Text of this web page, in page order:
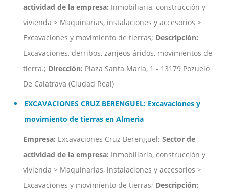
actividad de la empresa: Inmobiliaria, construcción y
vivienda > Maquinarias, instalaciones y accesorios >
Excavaciones y movimiento de tierras; Descripción:
Excavaciones, derribos, zanjeos áridos, movimientos de
tierra.; Dirección: Plaza Santa María, 1 - 13179 Pozuelo
De Calatrava (Ciudad Real)
EXCAVACIONES CRUZ BERENGUEL: Excavaciones y
movimiento de tierras en Almeria
Empresa: Excavaciones Cruz Berenguel; Sector de
actividad de la empresa: Inmobiliaria, construcción y
vivienda > Maquinarias, instalaciones y accesorios >
Excavaciones y movimiento de tierras; Descripción: